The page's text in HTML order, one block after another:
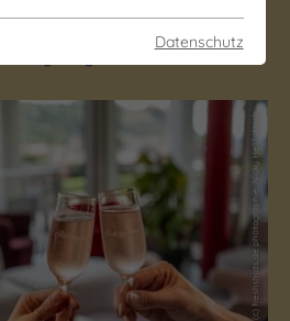
2026, 10:00 - 12:30 Uhr
(c) freshshots.de photographie, Nicky Hellfritzsch
Datenschutz